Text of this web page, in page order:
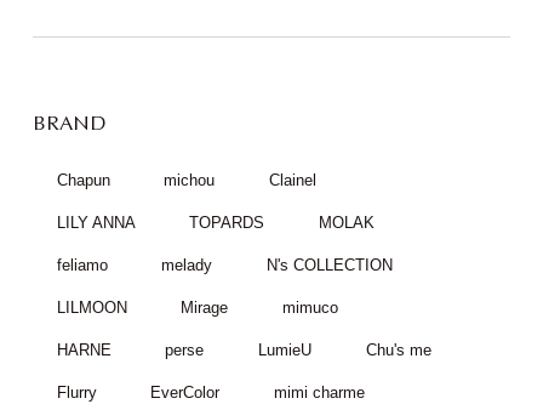
BRAND
Chapun michou Clainel
LILY ANNA TOPARDS MOLAK
feliamo melady N's COLLECTION
LILMOON Mirage mimuco
HARNE perse LumieU Chu's me
Flurry EverColor mimi charme